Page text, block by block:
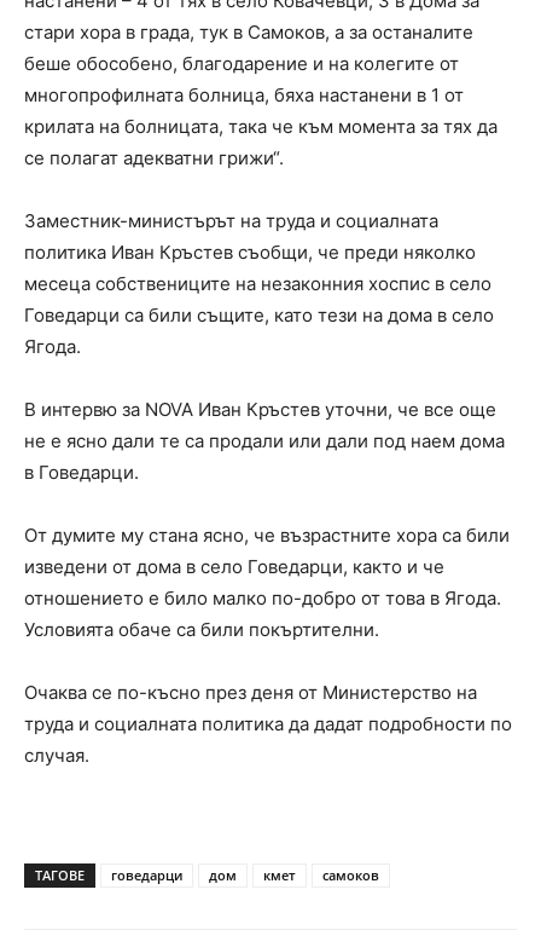
стари хора в града, тук в Самоков, а за останалите
беше обособено, благодарение и на колегите от
многопрофилната болница, бяха настанени в 1 от
крилата на болницата, така че към момента за тях да
се полагат адекватни грижи“.
Заместник-министърът на труда и социалната
политика Иван Кръстев съобщи, че преди няколко
месеца собствениците на незаконния хоспис в село
Говедарци са били същите, като тези на дома в село
Ягода.
В интервю за NOVA Иван Кръстев уточни, че все още
не е ясно дали те са продали или дали под наем дома
в Говедарци.
От думите му стана ясно, че възрастните хора са били
изведени от дома в село Говедарци, както и че
отношението е било малко по-добро от това в Ягода.
Условията обаче са били покъртителни.
Очаква се по-късно през деня от Министерство на
труда и социалната политика да дадат подробности по
случая.
ТАГОВЕ говедарци дом кмет самоков